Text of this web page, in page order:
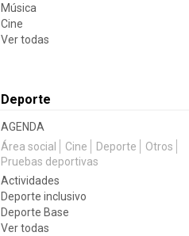
Música
Cine
Ver todas
Deporte
AGENDA
Área social
Cine Deporte
Otros
Pruebas deportivas
Actividades
Deporte inclusivo
Deporte Base
Ver todas